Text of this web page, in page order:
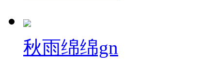
秋雨绵绵gn